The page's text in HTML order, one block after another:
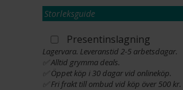
Storleksguide
Presentinslagning
Lagervara. Leveranstid 2-5 arbetsdagar.
✅ Alltid grymma deals.
✅ Öppet köp i 30 dagar vid onlineköp.
✅ Fri frakt till ombud vid köp över 500 kr.